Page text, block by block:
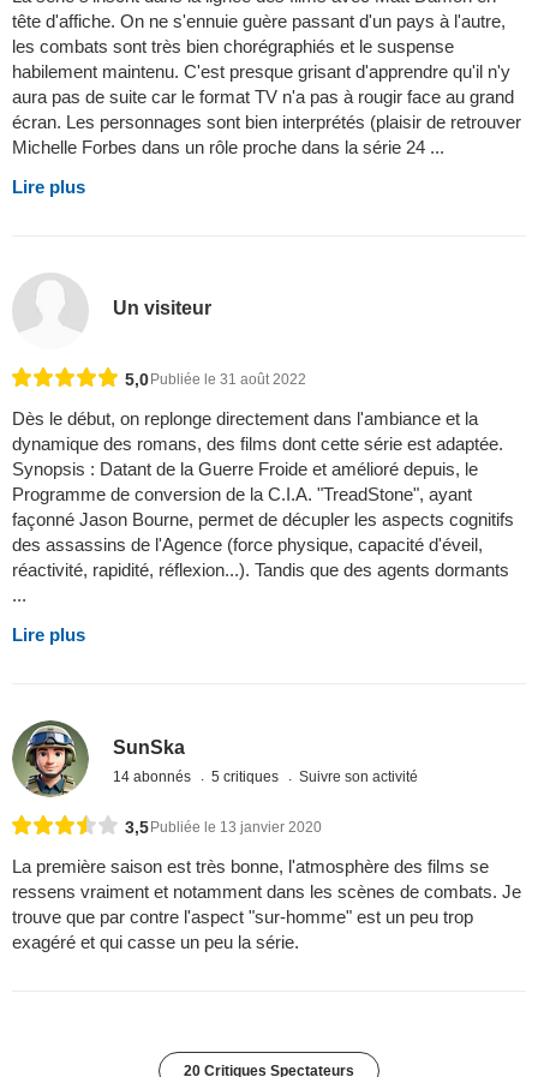
tête d'affiche. On ne s'ennuie guère passant d'un pays à l'autre,
les combats sont très bien chorégraphiés et le suspense
habilement maintenu. C'est presque grisant d'apprendre qu'il n'y
aura pas de suite car le format TV n'a pas à rougir face au grand
écran. Les personnages sont bien interprétés (plaisir de retrouver
Michelle Forbes dans un rôle proche dans la série 24 ...
Lire plus
Un visiteur
5,0Publiée le 31 août 2022
Dès le début, on replonge directement dans l'ambiance et la
dynamique des romans, des films dont cette série est adaptée.
Synopsis : Datant de la Guerre Froide et amélioré depuis, le
Programme de conversion de la C.I.A. "TreadStone", ayant
façonné Jason Bourne, permet de décupler les aspects cognitifs
des assassins de l'Agence (force physique, capacité d'éveil,
réactivité, rapidité, réflexion...). Tandis que des agents dormants
...
Lire plus
SunSka
14 abonnés 5 critiques Suivre son activité
3,5 Publiée le 13 janvier 2020
La première saison est très bonne, l'atmosphère des films se
ressens vraiment et notamment dans les scènes de combats. Je
trouve que par contre l'aspect "sur-homme" est un peu trop
exagéré et qui casse un peu la série.
20 Critiques Spectateurs